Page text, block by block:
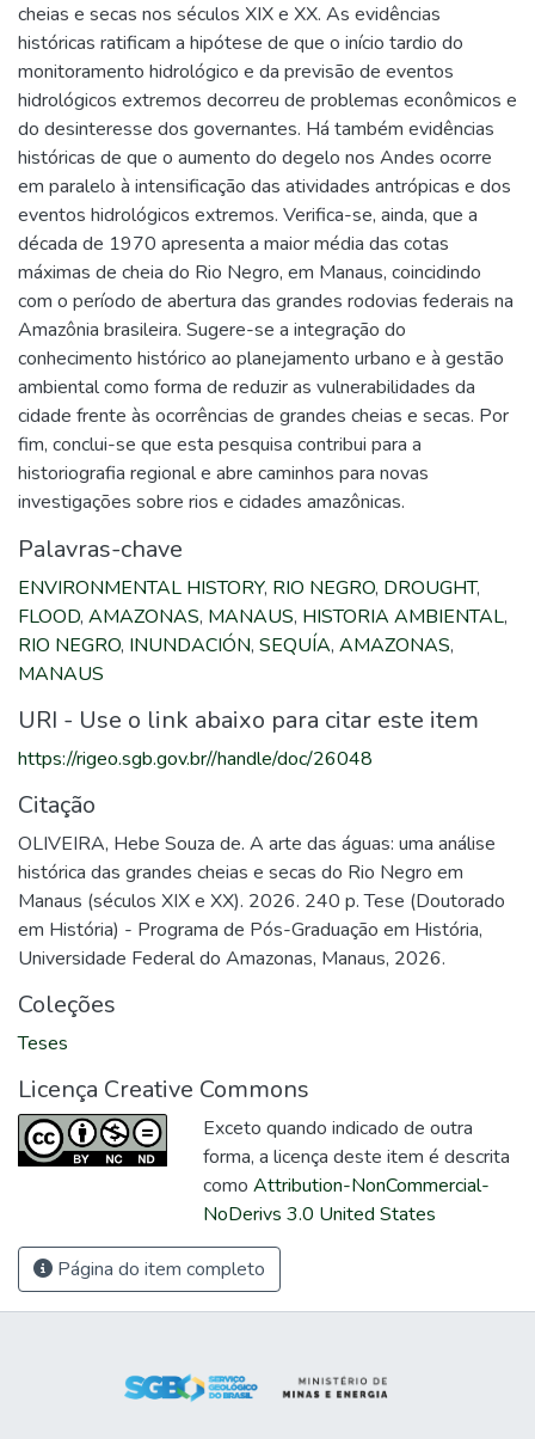
cheias e secas nos séculos XIX e XX. As evidências
históricas ratificam a hipótese de que o início tardio do
monitoramento hidrológico e da previsão de eventos
hidrológicos extremos decorreu de problemas econômicos e
do desinteresse dos governantes. Há também evidências
históricas de que o aumento do degelo nos Andes ocorre
em paralelo à intensificação das atividades antrópicas e dos
eventos hidrológicos extremos. Verifica-se, ainda, que a
década de 1970 apresenta a maior média das cotas
máximas de cheia do Rio Negro, em Manaus, coincidindo
com o período de abertura das grandes rodovias federais na
Amazônia brasileira. Sugere-se a integração do
conhecimento histórico ao planejamento urbano e à gestão
ambiental como forma de reduzir as vulnerabilidades da
cidade frente às ocorrências de grandes cheias e secas. Por
fim, conclui-se que esta pesquisa contribui para a
historiografia regional e abre caminhos para novas
investigações sobre rios e cidades amazônicas.
Palavras-chave
ENVIRONMENTAL HISTORY, RIO NEGRO, DROUGHT,
FLOOD, AMAZONAS, MANAUS, HISTORIA AMBIENTAL,
RIO NEGRO, INUNDACIÓN, SEQUÍA, AMAZONAS,
MANAUS
URI - Use o link abaixo para citar este item
https://rigeo.sgb.gov.br//handle/doc/26048
Citação
OLIVEIRA, Hebe Souza de. A arte das águas: uma análise
histórica das grandes cheias e secas do Rio Negro em
Manaus (séculos XIX e XX). 2026. 240 p. Tese (Doutorado
em História) - Programa de Pós-Graduação em História,
Universidade Federal do Amazonas, Manaus, 2026.
Coleções
Teses
Licença Creative Commons
Exceto quando indicado de outra
forma, a licença deste item é descrita
como Attribution-NonCommercial-
NoDerivs 3.0 United States
Página do item completo